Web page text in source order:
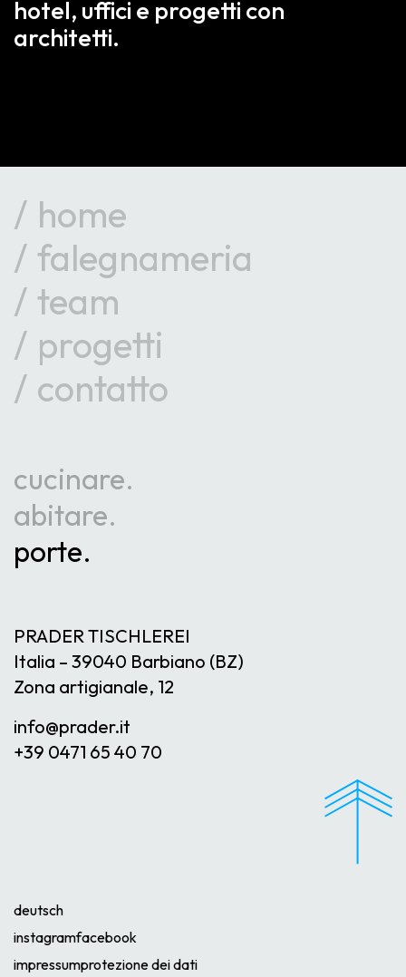
hotel, uffici e progetti con
architetti.
home
falegnameria
team
progetti
contatto
cucinare
abitare
porte
PRADER TISCHLEREI
Italia – 39040 Barbiano (BZ)
Zona artigianale, 12
info@prader.it
+39 0471 65 40 70
deutsch
instagramfacebook
impressumprotezione dei dati